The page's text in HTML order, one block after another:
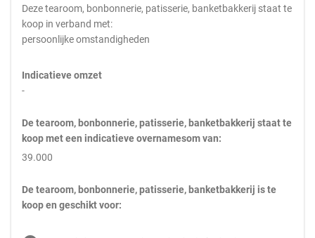
Deze tearoom, bonbonnerie, patisserie, banketbakkerij staat te
koop in verband met:
persoonlijke omstandigheden
Indicatieve omzet
-
De tearoom, bonbonnerie, patisserie, banketbakkerij staat te
koop met een indicatieve overnamesom van:
39.000
De tearoom, bonbonnerie, patisserie, banketbakkerij is te
koop en geschikt voor: